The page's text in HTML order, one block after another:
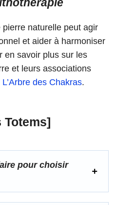
naturelle peut agir
et aider à harmoniser
en savoir plus sur les
et leurs associations
L’Arbre des Chakras.
Totems]
pour choisir